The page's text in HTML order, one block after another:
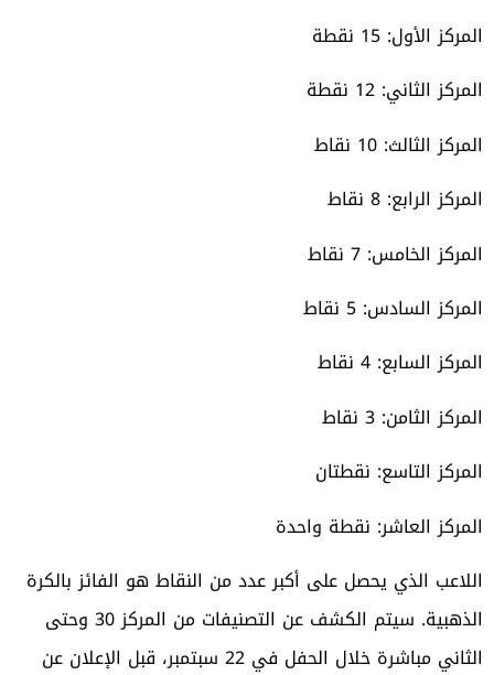
المركز الأول: 15 نقطة
المركز الثاني: 12 نقطة
المركز الثالث: 10 نقاط
المركز الرابع: 8 نقاط
المركز الخامس: 7 نقاط
المركز السادس: 5 نقاط
المركز السابع: 4 نقاط
المركز الثامن: 3 نقاط
المركز التاسع: نقطتان
المركز العاشر: نقطة واحدة
اللاعب الذي يحصل على أكبر عدد من النقاط هو الفائز بالكرة
الذهبية. سيتم الكشف عن التصنيفات من المركز 30 وحتى
الثاني مباشرة خلال الحفل في 22 سبتمبر، قبل الإعلان عن